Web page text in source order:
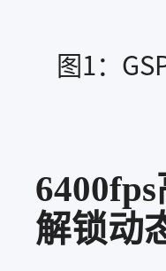
图1：
6400fps
解锁动